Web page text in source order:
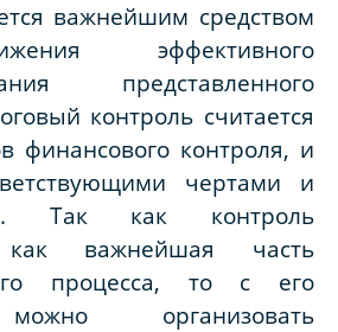
важнейшим средством
эффективного
представленного
контроль считается
финансового контроля, и
чертами и
Так как контроль
как важнейшая часть
процесса, то с его
организовать